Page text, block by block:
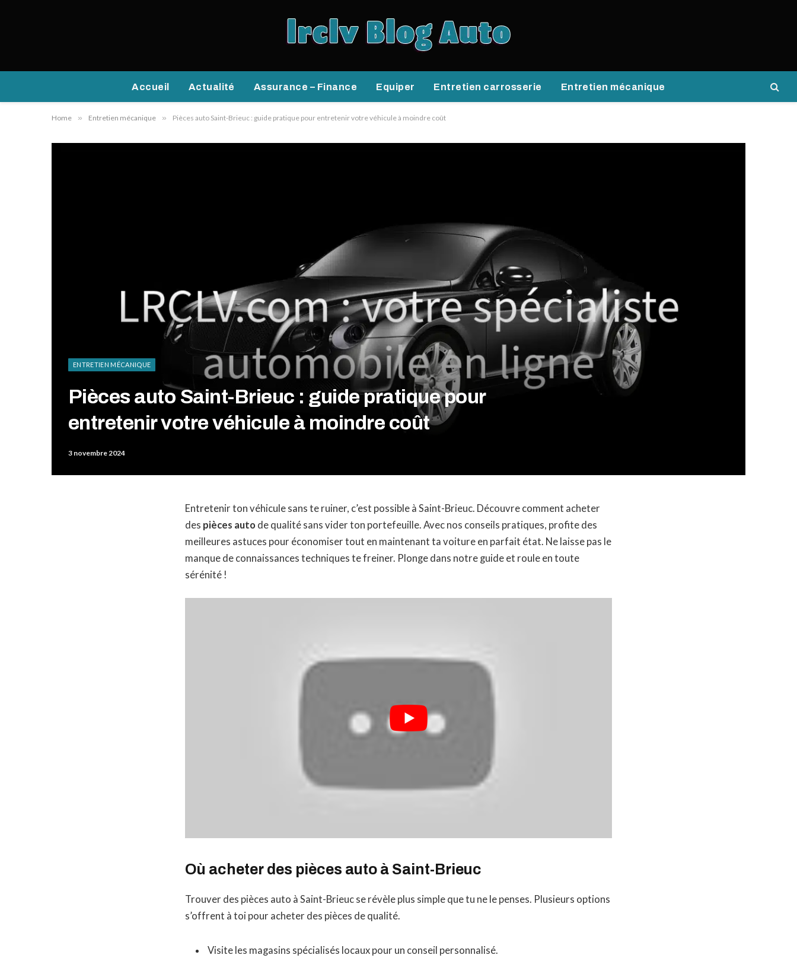
Accueil Actualité Assurance – Finance Equiper Entretien carrosserie Entretien mécanique
Home » Entretien mécanique » Pièces auto Saint-Brieuc : guide pratique pour entretenir votre véhicule à moindre coût
ENTRETIEN MÉCANIQUE
Pièces auto Saint-Brieuc : guide pratique pour
entretenir votre véhicule à moindre coût
3 novembre 2024
Entretenir ton véhicule sans te ruiner, c’est possible à Saint-Brieuc. Découvre comment acheter
des pièces auto de qualité sans vider ton portefeuille. Avec nos conseils pratiques, profite des
meilleures astuces pour économiser tout en maintenant ta voiture en parfait état. Ne laisse pas le
manque de connaissances techniques te freiner. Plonge dans notre guide et roule en toute
sérénité !
Où acheter des pièces auto à Saint-Brieuc
Trouver des pièces auto à Saint-Brieuc se révèle plus simple que tu ne le penses. Plusieurs options
s’offrent à toi pour acheter des pièces de qualité.
Visite les magasins spécialisés locaux pour un conseil personnalisé.